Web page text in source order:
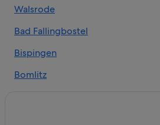
Günstige in Wolterdingen
3-Sterne-Hotels in Soltau
Hotels nahe Soltau Therme
Hotels mit Frühstück in Soltau
Walsrode
Bad Fallingbostel
Bispingen
Bomlitz